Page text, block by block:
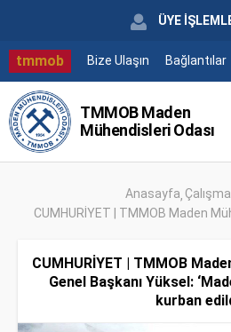
ÜYE
tmmob Bize Ulaşın Bağlantılar
TMMOB Maden
Mühendisleri Odası
Anasayfa
CUMHURİYET | TMMOB Maden
CUMHURİYET | TMMOB
Genel Başkanı Yüksel:
kurban